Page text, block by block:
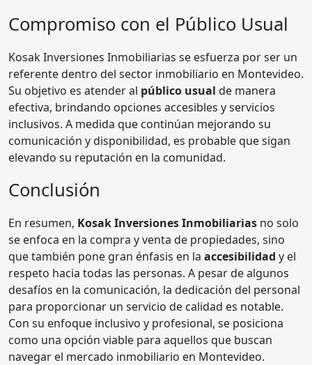
Compromiso con el Público Usual
Kosak Inversiones Inmobiliarias se esfuerza por ser un
referente dentro del sector inmobiliario en Montevideo.
Su objetivo es atender al público usual de manera
efectiva, brindando opciones accesibles y servicios
inclusivos. A medida que continúan mejorando su
comunicación y disponibilidad, es probable que sigan
elevando su reputación en la comunidad.
Conclusión
En resumen, Kosak Inversiones Inmobiliarias no solo
se enfoca en la compra y venta de propiedades, sino
que también pone gran énfasis en la accesibilidad y el
respeto hacia todas las personas. A pesar de algunos
desafíos en la comunicación, la dedicación del personal
para proporcionar un servicio de calidad es notable.
Con su enfoque inclusivo y profesional, se posiciona
como una opción viable para aquellos que buscan
navegar el mercado inmobiliario en Montevideo.